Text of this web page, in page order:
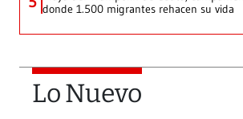
donde 1.500 migrantes rehacen su vida
Lo Nuevo